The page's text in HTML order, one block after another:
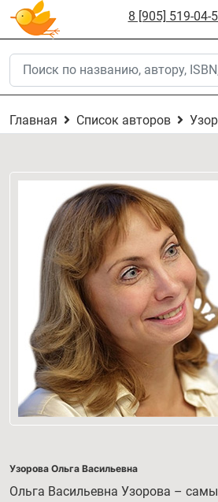
8 [905] 519-04-
Главная Список авторов
Узорова Ольга Васильевна
Ольга Васильевна Узорова –